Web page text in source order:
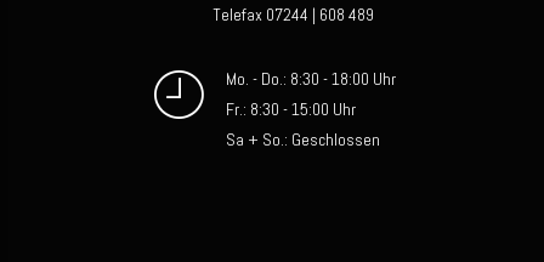
Telefax 07244 | 608 489
Mo. - Do.: 8:30 - 18:00 Uhr
Fr.: 8:30 - 15:00 Uhr
Sa + So.: Geschlossen